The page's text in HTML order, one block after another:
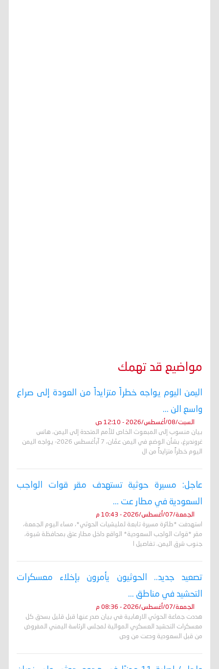
مواضيع قد تهمك
اليمن اليوم يواجه خطراً متزايداً من العودة إلى صراع
واسع الن ...
السبت/08/أغسطس/2026 - 12:10 ص
بيان منسوب إلى المبعوث الخاص للأمم المتحدة إلى اليمن، هانس
غروندبرغ، بشأن الوضع في اليمن عمّان، 7 آبأغسطس 2026- يواجه اليمن
اليوم خطراً متزايداً من ال
عاجل: مسيرة حوثية تستهدف مقر قوات الواجب
السعودية في مطار عت ...
الجمعة/07/أغسطس/2026 - 10:43 م
استهدفت *طائرة مسيرة تابعة لمليشيات الحوثي*، مساء اليوم الجمعة،
مقر *قوات الواجب السعودية* الواقع داخل مطار عتق بمحافظة شبوة،
جنوب شرق اليمن. تفاصيل ا
تصعيد جديد.. الحوثيون يأمرون بإخلاء معسكرات
التحشيد في مناطق ...
الجمعة/07/أغسطس/2026 - 08:36 م
هددت جماعة الحوثي الارهابية في بيان صدر عنها قبل قليل بسحق كل
معسكرات التحشيد العسكري الموالية لمجلس الرئاسة اليمني المفروض
من قبل السعودية ودعت من وص